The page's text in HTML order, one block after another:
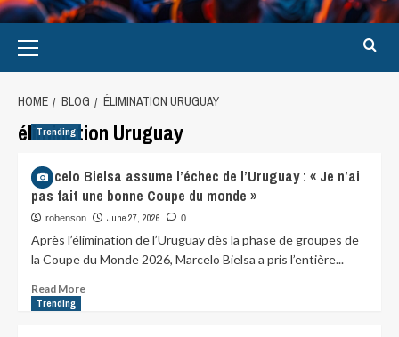
HOME BLOG ÉLIMINATION URUGUAY
élimination Uruguay
Trending
Marcelo Bielsa assume l’échec de l’Uruguay : « Je n’ai
pas fait une bonne Coupe du monde »
robenson June 27, 2026 0
Après l’élimination de l’Uruguay dès la phase de groupes de
la Coupe du Monde 2026, Marcelo Bielsa a pris l’entière...
Read More
Trending